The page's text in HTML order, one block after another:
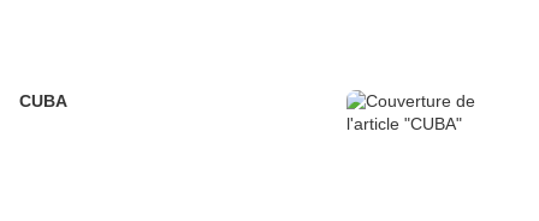
CUBA